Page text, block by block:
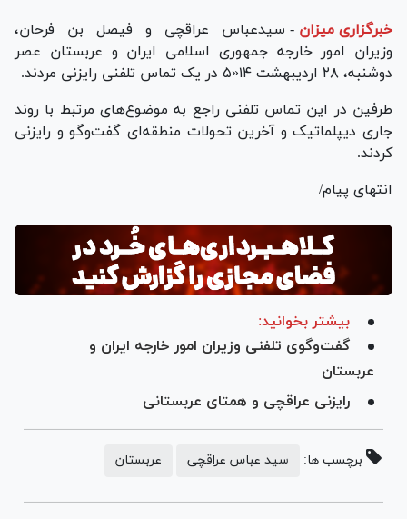
خبرگزاری میزان - سیدعباس عراقچی و فیصل بن فرحان،
وزیران امور خارجه جمهوری اسلامی ایران و عربستان عصر
دوشنبه، ۲۸ اردیبهشت ۱۴«۵ در یک تماس تلفنی رایزنی مردند.
طرفین در این تماس تلفنی راجع به موضوع‌های مرتبط با روند
جاری دیپلماتیک و آخرین تحولات منطقه‌ای گفت‌وگو و رایزنی
کردند.
انتهای پیام/
بیشتر بخوانید:
گفت‌وگوی تلفنی وزیران امور خارجه ایران و
عربستان
رایزنی عراقچی و همتای عربستانی
برچسب ها: سید عباس عراقچی عربستان